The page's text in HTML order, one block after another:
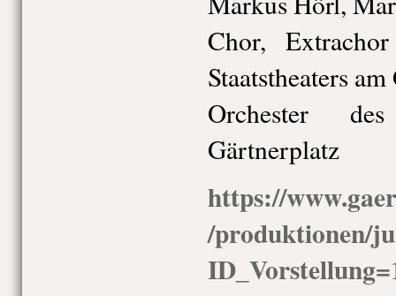
Chor,
Staatstheaters
Orchester
Gärtnerplatz
https://
/produktionen/